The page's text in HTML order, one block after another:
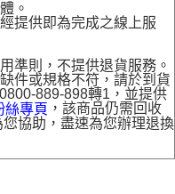
。
提供即為完成之線上服
準則，不提供退貨服務。
件或規格不符，請於到貨
889-898轉1，並提供
絲專頁 ，該商品仍需回收
協助，盡速為您辦理退換